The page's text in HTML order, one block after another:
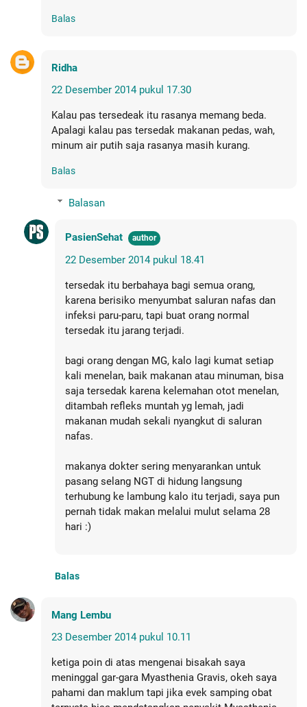
Balas
Ridha
22 Desember 2014 pukul 17.30
Kalau pas tersedeak itu rasanya memang beda.
Apalagi kalau pas tersedak makanan pedas, wah,
minum air putih saja rasanya masih kurang.
Balas
Balasan
PasienSehat
22 Desember 2014 pukul 18.41
tersedak itu berbahaya bagi semua orang,
karena berisiko menyumbat saluran nafas dan
infeksi paru-paru, tapi buat orang normal
tersedak itu jarang terjadi.
bagi orang dengan MG, kalo lagi kumat setiap
kali menelan, baik makanan atau minuman, bisa
saja tersedak karena kelemahan otot menelan,
ditambah refleks muntah yg lemah, jadi
makanan mudah sekali nyangkut di saluran
nafas.
makanya dokter sering menyarankan untuk
pasang selang NGT di hidung langsung
terhubung ke lambung kalo itu terjadi, saya pun
pernah tidak makan melalui mulut selama 28
hari :)
Balas
Mang Lembu
23 Desember 2014 pukul 10.11
ketiga poin di atas mengenai bisakah saya
meninggal gar-gara Myasthenia Gravis, okeh saya
pahami dan maklum tapi jika evek samping obat